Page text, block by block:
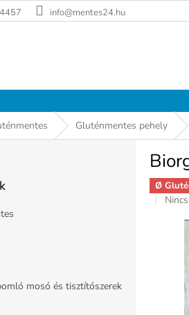
info@mentes24.hu
Gluténmentes pehely
mosó és tisztítószerek
Ø
A
csillag.